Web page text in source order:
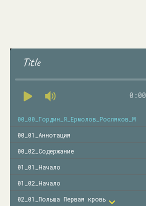
Title
0:00
00_00_Гордин_Я_Ермолов_Росляков_М
00_01_Аннотация
00_02_Содержание
01_01_Начало
01_02_Начало
02_01_Польша Первая кровь